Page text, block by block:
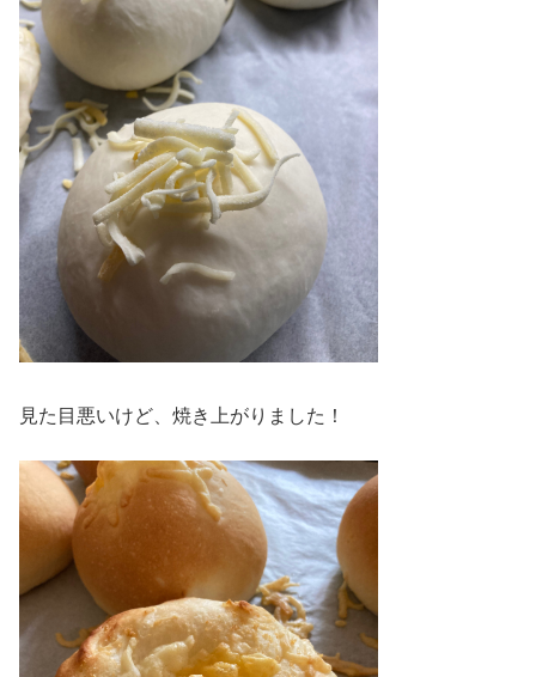
見た目悪いけど、焼き上がりました！